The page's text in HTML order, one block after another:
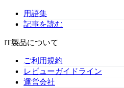
用語集
記事を読む
IT製品について
ご利用規約
レビューガイドライン
運営会社